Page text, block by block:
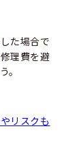
た場合で
理費を避
。
リスクも